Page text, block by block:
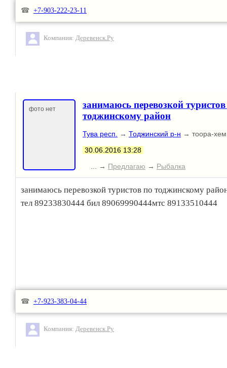
☎ +7-903-222-23-11
Компания: Деревенск.Ру
фото нет
занимаюсь перевозкой
тоджинскому район
Тува респ. → Тоджинский р-н → тоора-хем
30.06.2016 13:28
... → Предлагаю → Рыбалка
занимаюсь перевозкой туристов по тоджинскому
тел 89233830444 бил 89069990444мтс 89133510444
☎ +7-923-383-04-44
Компания: Деревенск.Ру